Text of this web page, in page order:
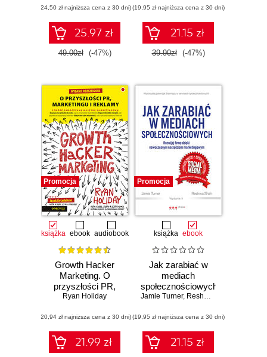
(24,50 zł najniższa cena z 30 dni)
25.97 zł
49.00zł (-47%)
żyć marzeniami
(19,95 zł najniższa cena z 30 dni)
21.15 zł
39.90zł (-47%)
Promocja
książka ebook audiobook
Growth Hacker
Marketing. O
przyszłości PR,
marketingu i
rozszerzone
Ryan Holiday
(20,94 zł najniższa cena z 30 dni)
21.99 zł
Promocja
książka ebook
Jak zarabiać w
mediach
społecznościowych.
Rozwijaj firmę
nowoczesnym
narzędziom
marketingowym.
Wydanie II
Jamie Turner, Reshma Shah
(19,95 zł najniższa cena z 30 dni)
21.15 zł